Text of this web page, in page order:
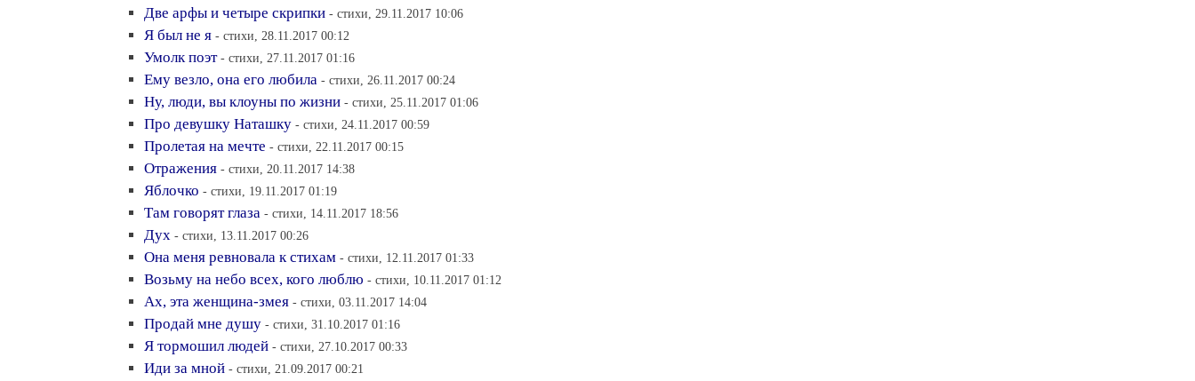
Две арфы и четыре скрипки - стихи, 29.11.2017 10:06
Я был не я - стихи, 28.11.2017 00:12
Умолк поэт - стихи, 27.11.2017 01:16
Ему везло, она его любила - стихи, 26.11.2017 00:24
Ну, люди, вы клоуны по жизни - стихи, 25.11.2017 01:06
Про девушку Наташку - стихи, 24.11.2017 00:59
Пролетая на мечте - стихи, 22.11.2017 00:15
Отражения - стихи, 20.11.2017 14:38
Яблочко - стихи, 19.11.2017 01:19
Там говорят глаза - стихи, 14.11.2017 18:56
Дух - стихи, 13.11.2017 00:26
Она меня ревновала к стихам - стихи, 12.11.2017 01:33
Возьму на небо всех, кого люблю - стихи, 10.11.2017 01:12
Ах, эта женщина-змея - стихи, 03.11.2017 14:04
Продай мне душу - стихи, 31.10.2017 01:16
Я тормошил людей - стихи, 27.10.2017 00:33
Иди за мной - стихи, 21.09.2017 00:21